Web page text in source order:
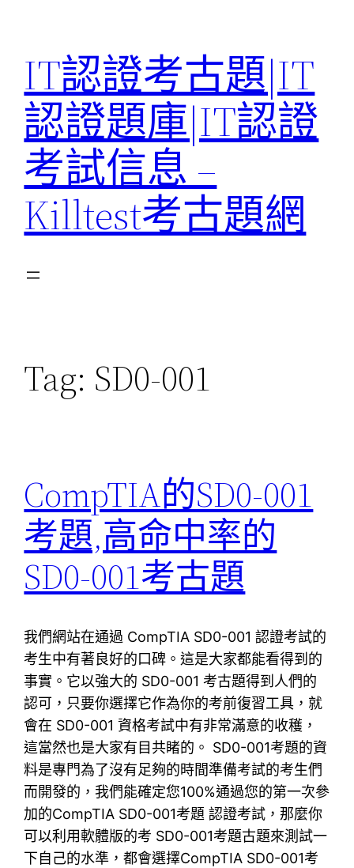
content
IT認證考古題|IT
認證題庫|IT認證
考試信息 –
Killtest考古題網
Tag: SD0-001
CompTIA的SD0-001
考題,高命中率的
SD0-001考古題
我們網站在通過 CompTIA SD0-001 認證考試的
考生中有著良好的口碑。這是大家都能看得到的
事實。它以強大的 SD0-001 考古題得到人們的
認可，只要你選擇它作為你的考前復習工具，就
會在 SD0-001 資格考試中有非常滿意的收穫，
這當然也是大家有目共睹的。 SD0-001考題的資
料是專門為了沒有足夠的時間準備考試的考生們
而開發的，我們能確定您100%通過您的第一次參
加的CompTIA SD0-001考題 認證考試，那麼你
可以利用軟體版的考 SD0-001考題古題來測試一
下自己的水準，都會選擇CompTIA SD0-001考